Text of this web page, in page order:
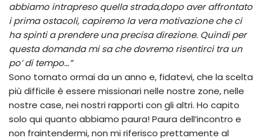
abbiamo intrapreso quella strada,dopo aver affrontato
i prima ostacoli, capiremo la vera motivazione che ci
ha spinti a prendere una precisa direzione. Quindi per
questa domanda mi sa che dovremo risentirci tra un
po’ di tempo…”
Sono tornato ormai da un anno e, fidatevi, che la scelta
più difficile è essere missionari nelle nostre zone, nelle
nostre case, nei nostri rapporti con gli altri. Ho capito
solo qui quanto abbiamo paura! Paura dell’incontro e
non fraintendermi, non mi riferisco prettamente al